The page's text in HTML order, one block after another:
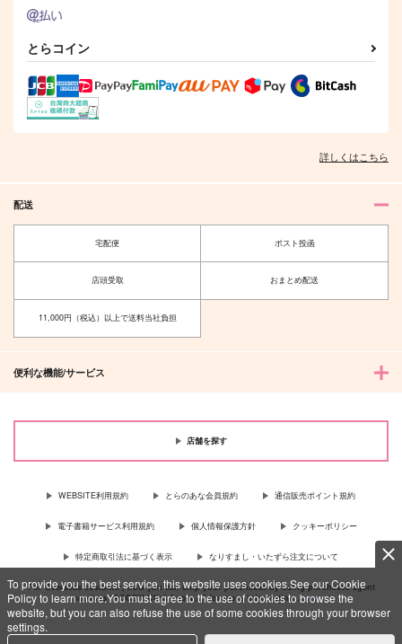
To provide you the best service, this website uses cookies.See our Cookie
Policy to learn more.You must agree to the use of cookies to browse the
website, but you can also refuse the use of some cookies through your browser
settings.
とらコイン
詳しくはこちら
配送
宅配便 ポスト投函
店頭受取 おまとめ配送
11,000円（税込）以上で送料当社負担
便利な機能/サービス
店舗を探す
WEBSITE利用規約 とらのあな会員規約 通信販売ポイント規約
電子書籍サービス利用規約 個人情報保護方針 クッキーポリシー
特定商取引法に基づく表示 なりすまし・いたずら注文について
For Overseas customer, now you can ship your purchases by using purchases agent
services “AOCS”! Click {more…} for more information …more